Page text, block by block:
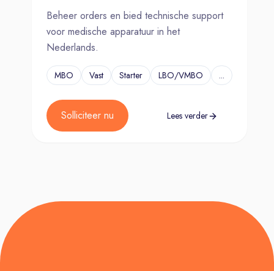
Beheer orders en bied technische support
voor medische apparatuur in het
Nederlands.
MBO Vast Starter LBO/VMBO ...
Solliciteer nu Lees verder